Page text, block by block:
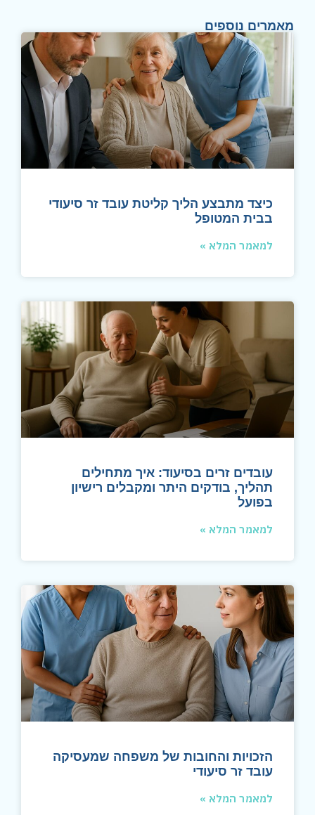
מאמרים נוספים
כיצד מתבצע הליך קליטת עובד זר סיעודי
בבית המטופל
למאמר המלא »
עובדים זרים בסיעוד: איך מתחילים
תהליך, בודקים היתר ומקבלים רישיון
בפועל
למאמר המלא »
הזכויות והחובות של משפחה שמעסיקה
עובד זר סיעודי
למאמר המלא »